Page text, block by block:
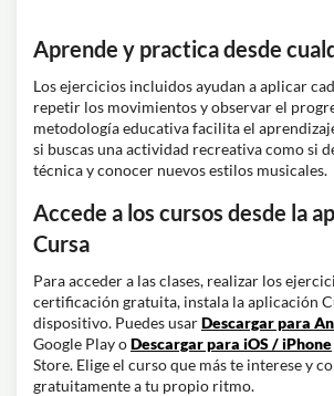
Aprende y practica desde
Los ejercicios incluidos ayudan a aplicar
repetir los movimientos y observar el
metodología educativa facilita el
si buscas una actividad recreativa como si
técnica y conocer nuevos estilos musicales.
Accede a los cursos desde la
Cursa
Para acceder a las clases, realizar los
certificación gratuita, instala la aplicación
dispositivo. Puedes usarDescargar para
Google Play oDescargar para iOS / iPhone
Store. Elige el curso que más te interese y
gratuitamente a tu propio ritmo.